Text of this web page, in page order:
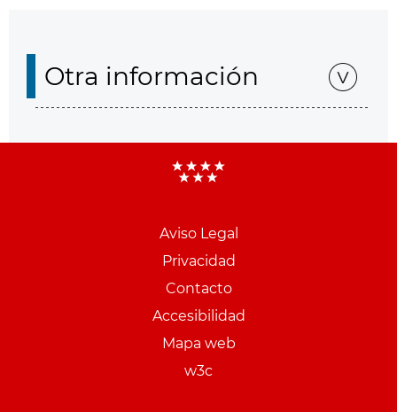
Otra información
Aviso Legal
Privacidad
Contacto
Accesibilidad
Mapa web
w3c